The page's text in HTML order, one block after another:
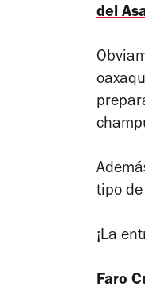
del
tipo
¡La
Faro